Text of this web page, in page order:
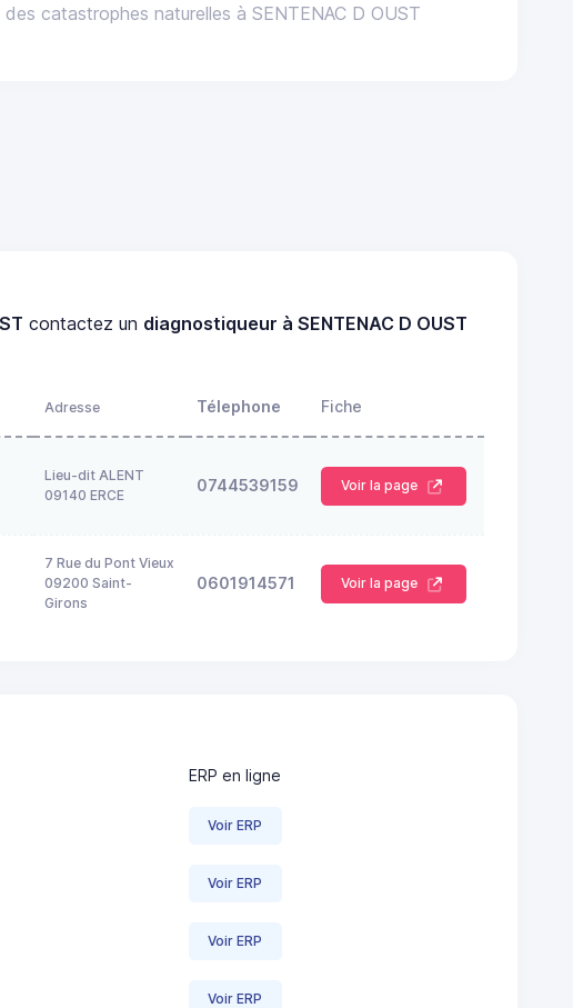
des catastrophes naturelles à SENTENAC D OUST
contactez un diagnostiqueur à SENTENAC D OUST
Adresse Télephone Fiche
Lieu-dit ALENT
09140 ERCE
0744539159 Voir la page
7 Rue du Pont Vieux
09200 Saint-
Girons
0601914571 Voir la page
ERP en ligne
Voir ERP
Voir ERP
Voir ERP
Voir ERP